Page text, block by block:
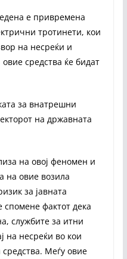
е привремена
тротинети, кои
на несреќи и
средства ќе бидат
за внатрешни
на државната
на овој феномен и
на овие возила
за јавната
спомене фактот дека
службите за итни
на несреќи во кои
Меѓу овие